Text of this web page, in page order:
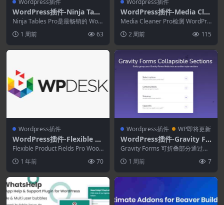
WordPress插件-Ninja Tabl
es Pro 5.2.14-WordPress表
格插件
Ninja Tables Pro是最畅销的 Wor
1 周前 63
WordPress插件-Media Cle
aner Pro 7.2.5
Media Cleaner Pro检测 WordPre
2 周前 115
Wordpress插件
WordPress插件-Flexible Pr
oduct Fields Pro WooCom
merce 2.6.7
Flexible Product Fields Pro WooC
1 年前 70
Wordpress插件 WP即将更新
WordPress插件-Gravity Fo
rms Collapsible Sections
1.4.9
Gravity Forms 可折叠部分通过将
助您提...
1 周前 7